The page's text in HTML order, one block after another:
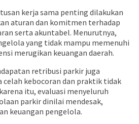
kerja sama penting dilakukan
aturan dan komitmen terhadap
serta akuntabel. Menurutnya,
yang tidak mampu memenuhi
merugikan keuangan daerah.
retribusi parkir juga
kebocoran dan praktik tidak
itu, evaluasi menyeluruh
parkir dinilai mendesak,
keuangan pengelola.